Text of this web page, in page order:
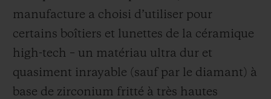
manufacture a choisi d’utiliser pour
certains boîtiers et lunettes de la céramique
high-tech – un matériau ultra dur et
quasiment inrayable (sauf par le diamant) à
base de zirconium fritté à très hautes